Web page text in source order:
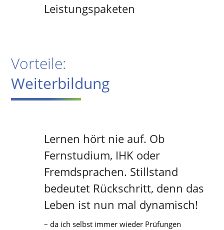
Leistungspaketen
Vorteile:
Weiterbildung
Lernen hört nie auf. Ob
Fernstudium, IHK oder
Fremdsprachen. Stillstand
bedeutet Rückschritt, denn das
Leben ist nun mal dynamisch!
– da ich selbst immer wieder Prüfungen